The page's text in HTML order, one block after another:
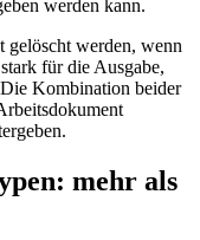
werden kann.
werden, wenn
für die Ausgabe,
Kombination beider
mehr als